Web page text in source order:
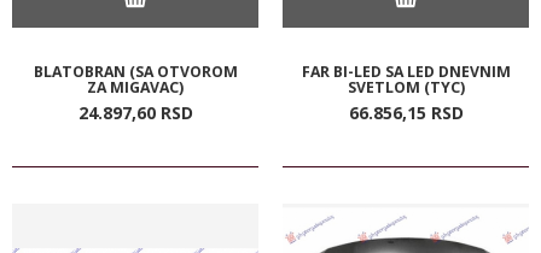
BLATOBRAN (SA OTVOROM
ZA MIGAVAC)
24.897,60 RSD
FAR BI-LED SA LED DNEVNIM
SVETLOM (TYC)
66.856,15 RSD